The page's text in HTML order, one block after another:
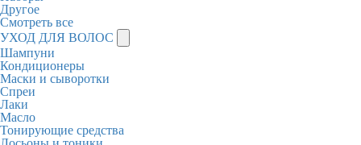
Другое
Смотреть все
УХОД ДЛЯ ВОЛОС
Шампуни
Кондиционеры
Маски и сыворотки
Спреи
Лаки
Масло
Тонирующие средства